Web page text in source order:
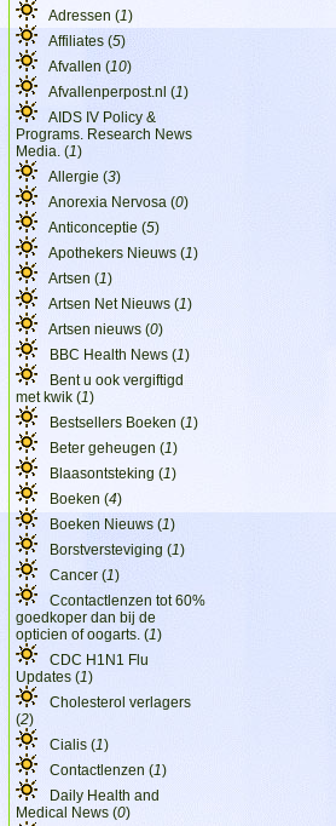
Adressen (1)
Affiliates (5)
Afvallen (10)
Afvallenperpost.nl (1)
AIDS IV Policy &
Programs. Research News
Media. (1)
Allergie (3)
Anorexia Nervosa (0)
Anticonceptie (5)
Apothekers Nieuws (1)
Artsen (1)
Artsen Net Nieuws (1)
Artsen nieuws (0)
BBC Health News (1)
Bent u ook vergiftigd
met kwik (1)
Bestsellers Boeken (1)
Beter geheugen (1)
Blaasontsteking (1)
Boeken (4)
Boeken Nieuws (1)
Borstversteviging (1)
Cancer (1)
Ccontactlenzen tot 60%
goedkoper dan bij de
opticien of oogarts. (1)
CDC H1N1 Flu
Updates (1)
Cholesterol verlagers
(2)
Cialis (1)
Contactlenzen (1)
Daily Health and
Medical News (0)